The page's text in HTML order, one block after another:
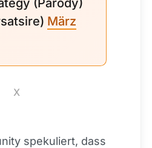
(Parody)
März
X
spekuliert, dass